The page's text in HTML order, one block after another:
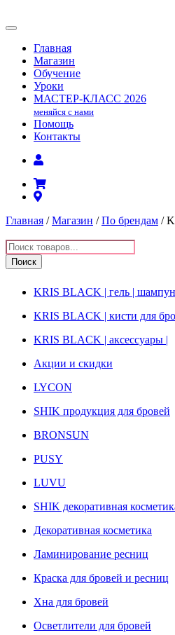
Главная
Магазин
Обучение
Уроки
МАСТЕР-КЛАСС 2026
меняйся с нами
Помощь
Контакты
Главная /Магазин /По брендам /
Поиск
товаров
Поиск
KRIS BLACK | гель |
KRIS BLACK | кисти для
KRIS BLACK | аксессуары |
Акции и скидки
LYCON
SHIK продукция для бровей
BRONSUN
PUSY
LUVU
SHIK декоративная
Декоративная косметика
Ламинирование ресниц
Краска для бровей и ресниц
Хна для бровей
Осветлители для бровей